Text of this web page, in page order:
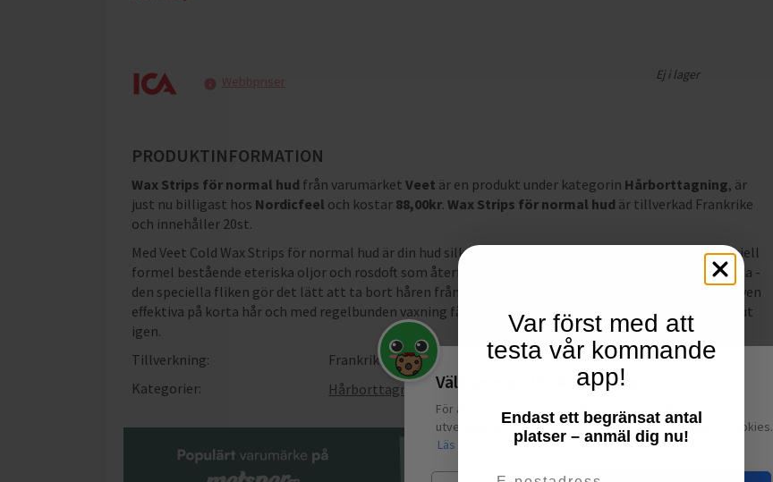
Webbpriser Ej i lager
PRODUKTINFORMATION
Wax Strips för normal hud från varumärket Veet är en produkt under kategorin Hårborttagning, är
just nu billigast hos Nordicfeel och kostar 88,00kr. Wax Strips för normal hud är tillverkad Frankrike
och innehåller 20st.
Med Veet Cold Wax Strips för normal hud är din hud silkeslen i upp till 4 veckor. De innehåller en speciell
formel bestående eteriska oljor och rosdoft som återfuktar och doftar ljuvligt. De är lätta att använda -
den speciella fliken gör det lätt att ta bort håren från roten i en enkel rörelse. Veet's vaxremsor är även
effektiva på korta hår och med regelbunden vaxning får du färre, finare och mjukare hår när de växer ut
igen.
Tillverkning:
Frankrike
Kategorier:
Hårborttagning Välkommen till Matspar.se
För att leverera en personlig upplevelse, mäta sajtens
utveckling och ha sociala medier-koppling använder vi cookies.
Läs mer
Var först med att
testa vår kommande
app!
Endast ett begränsat antal
platser – anmäl dig nu!